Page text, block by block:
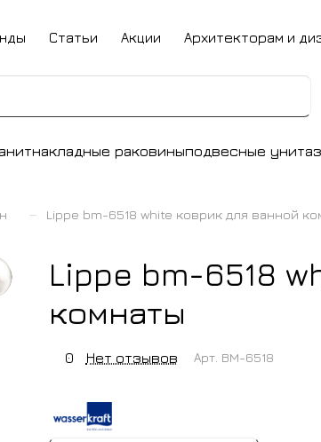
Статьи Акции Архитекторам и
накладные раковиныподвесные
– Lippe bm-6518 white коврик для ванной
Lippe bm-6518
комнаты
0 Нет отзывов Арт. BM-6518